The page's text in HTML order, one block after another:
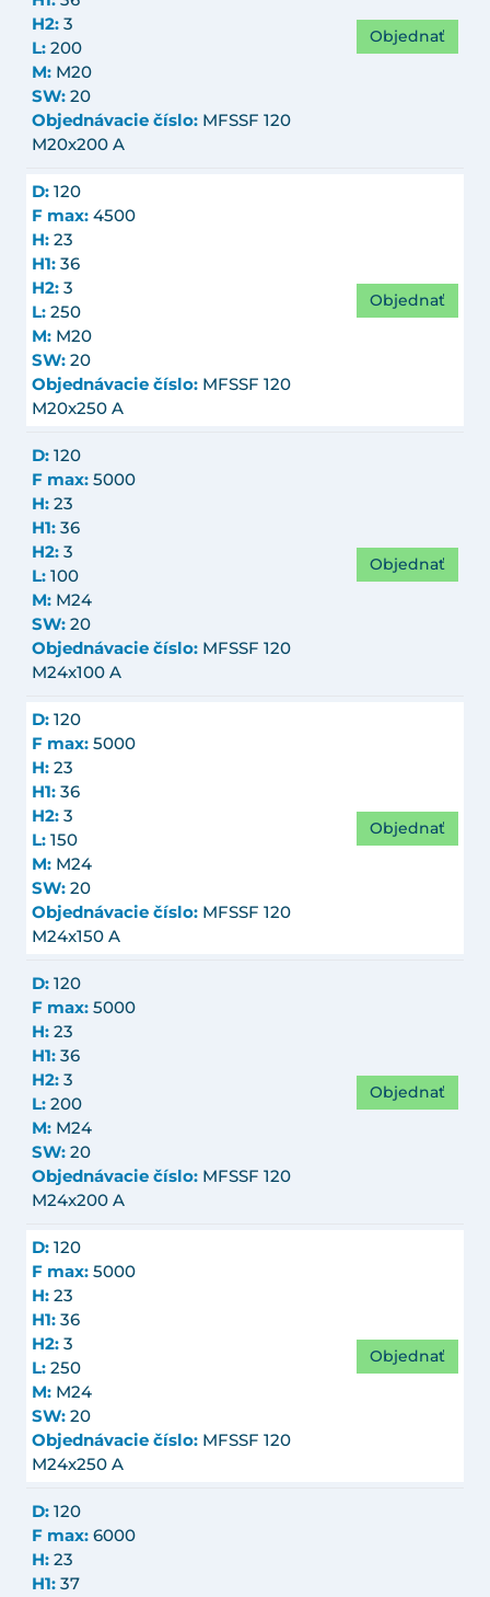
H2: 3
L: 200
M: M20
SW: 20
Objednávacie číslo: MFSSF 120
M20x200 A
Objednať
D: 120
F max: 4500
H: 23
H1: 36
H2: 3
L: 250
M: M20
SW: 20
Objednávacie číslo: MFSSF 120
M20x250 A
Objednať
D: 120
F max: 5000
H: 23
H1: 36
H2: 3
L: 100
M: M24
SW: 20
Objednávacie číslo: MFSSF 120
M24x100 A
Objednať
D: 120
F max: 5000
H: 23
H1: 36
H2: 3
L: 150
M: M24
SW: 20
Objednávacie číslo: MFSSF 120
M24x150 A
Objednať
D: 120
F max: 5000
H: 23
H1: 36
H2: 3
L: 200
M: M24
SW: 20
Objednávacie číslo: MFSSF 120
M24x200 A
Objednať
D: 120
F max: 5000
H: 23
H1: 36
H2: 3
L: 250
M: M24
SW: 20
Objednávacie číslo: MFSSF 120
M24x250 A
Objednať
D: 120
F max: 6000
H: 23
H1: 37